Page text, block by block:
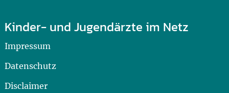
Kinder- und Jugendärzte im Netz
Impressum
Datenschutz
Disclaimer